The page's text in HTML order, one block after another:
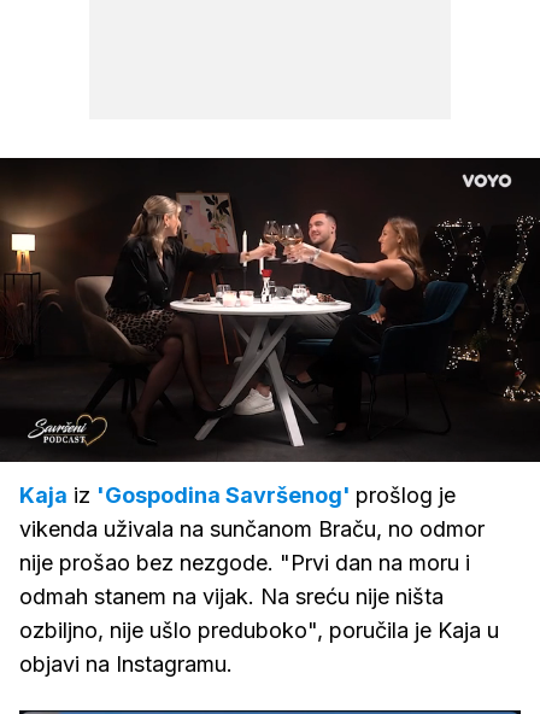
Upali
zvuk
/
2.06%
Kaja iz 'Gospodina Savršenog' prošlog je
vikenda uživala na sunčanom Braču, no odmor
nije prošao bez nezgode. "Prvi dan na moru i
odmah stanem na vijak. Na sreću nije ništa
ozbiljno, nije ušlo preduboko", poručila je Kaja u
objavi na Instagramu.